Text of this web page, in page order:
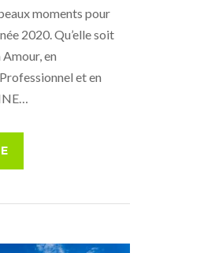
moments pour
2020. Qu’elle soit
Amour, en
et en